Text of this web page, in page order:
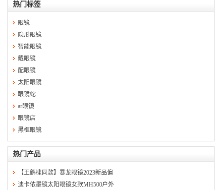
热门标签
眼镜
隐形眼镜
智能眼镜
戴眼镜
配眼镜
太阳眼镜
眼镜蛇
ar眼镜
眼镜店
黑框眼镜
热门产品
【王鹤棣同款】暴龙眼镜2023新品偏
迪卡侬墨镜太阳眼镜女款MH500户外